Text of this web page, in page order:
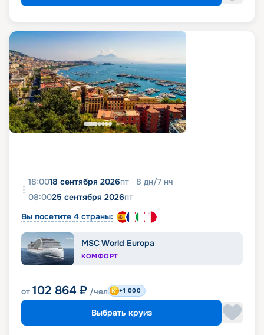
18:0018 сентября 2026пт 8 дн/7 нч
08:0025 сентября 2026пт
Вы посетите 4 страны:
MSC World Europa
КОМФОРТ
от 102 864 ₽ /чел +1 000
Выбрать круиз